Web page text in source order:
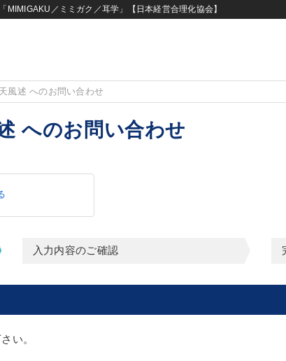
／ミミガク／耳学」【日本経営合理化協会】
風述 へのお問い合わせ
へのお問い合わせ
入力内容のご確認
い。